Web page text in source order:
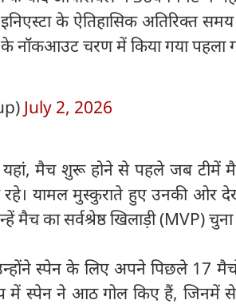
के ऐतिहासिक अतिरिक्त
के नॉकआउट चरण में किया गया पहला
July 2, 2026
यहां, मैच शुरू होने से पहले जब टीमें
रहे। यामल मुस्कुराते हुए उनकी ओर
का सर्वश्रेष्ठ खिलाड़ी (MVP) चुना
स्पेन के लिए अपने पिछले 17
में स्पेन ने आठ गोल किए हैं, जिनमें